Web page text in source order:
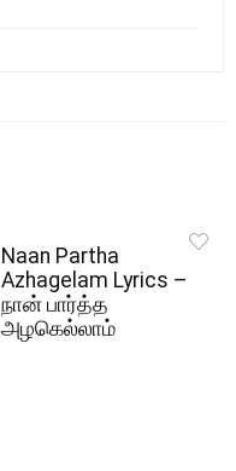
Naan Partha
Azhagelam Lyrics –
நான் பார்த்த
அழகெல்லாம்